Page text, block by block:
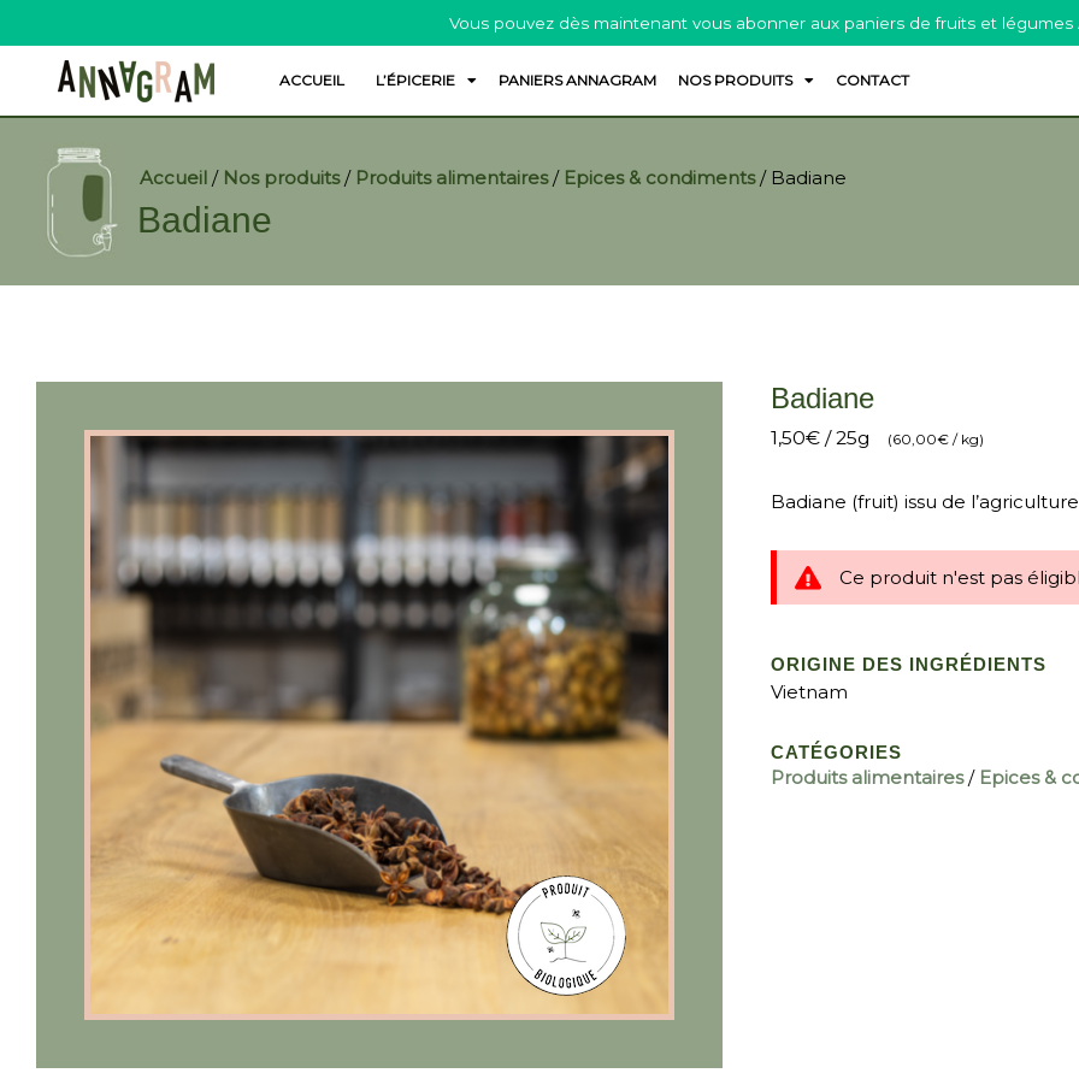
ACCUEIL L’ÉPICERIE PANIERS ANNAGRAM NOS PRODUITS CONTACT
Accueil/ Nos produits/ Produits alimentaires/ Epices & condiments/ Badiane
Badiane
Badiane
1,50€ / 25g (60,00€ / kg)
Badiane (fruit) issu de
Ce produit n'est pas
ORIGINE DES INGRÉDIENTS
Vietnam
CATÉGORIES
Produits alimentaires/ Epices &
Vous pouvez dès maintenant vous abonner aux paniers de fruits et légumes